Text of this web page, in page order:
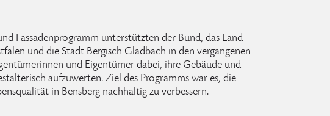
Fassadenprogramm unterstützten der Bund, das Land
und die Stadt Bergisch Gladbach in den vergangenen
und Eigentümer dabei, ihre Gebäude und
aufzuwerten. Ziel des Programms war es, die
in Bensberg nachhaltig zu verbessern.